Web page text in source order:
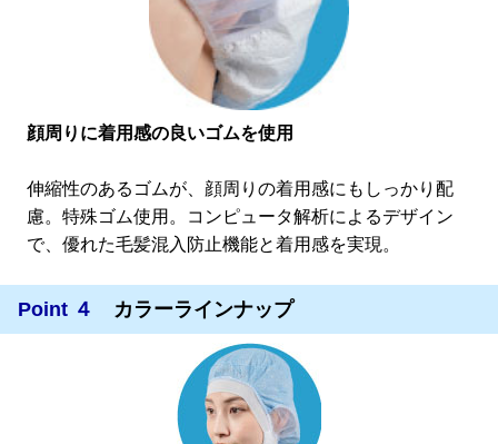
顔周りに着用感の良いゴムを使用
伸縮性のあるゴムが、顔周りの着用感にもしっかり配
慮。特殊ゴム使用。コンピュータ解析によるデザイン
で、優れた毛髪混入防止機能と着用感を実現。
Point ４ カラーラインナップ